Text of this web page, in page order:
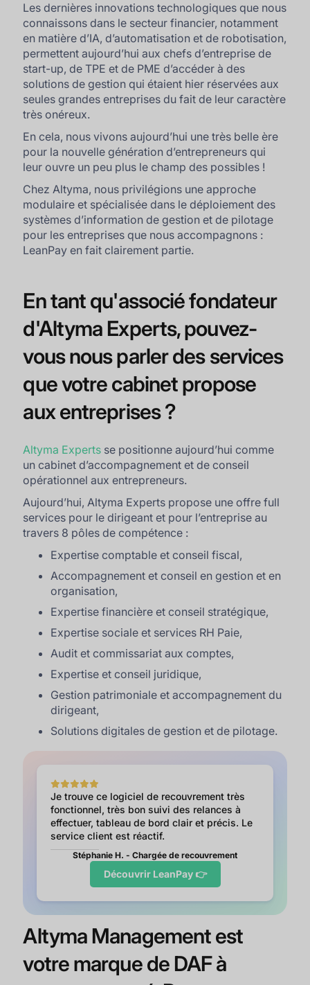
Les dernières innovations technologiques que nous
connaissons dans le secteur financier, notamment
en matière d’IA, d’automatisation et de robotisation,
permettent aujourd’hui aux chefs d’entreprise de
start-up, de TPE et de PME d’accéder à des
solutions de gestion qui étaient hier réservées aux
seules grandes entreprises du fait de leur caractère
très onéreux.
En cela, nous vivons aujourd’hui une très belle ère
pour la nouvelle génération d’entrepreneurs qui
leur ouvre un peu plus le champ des possibles !
Chez Altyma, nous privilégions une approche
modulaire et spécialisée dans le déploiement des
systèmes d’information de gestion et de pilotage
pour les entreprises que nous accompagnons :
LeanPay en fait clairement partie.
En tant qu'associé fondateur
d'Altyma Experts, pouvez-
vous nous parler des services
que votre cabinet propose
aux entreprises ?
Altyma Experts se positionne aujourd’hui comme
un cabinet d’accompagnement et de conseil
opérationnel aux entrepreneurs.
Aujourd’hui, Altyma Experts propose une offre full
services pour le dirigeant et pour l’entreprise au
travers 8 pôles de compétence :
Expertise comptable et conseil fiscal,
Accompagnement et conseil en gestion et en
organisation,
Expertise financière et conseil stratégique,
Expertise sociale et services RH Paie,
Audit et commissariat aux comptes,
Expertise et conseil juridique,
Gestion patrimoniale et accompagnement du
dirigeant,
Solutions digitales de gestion et de pilotage.
Je trouve ce logiciel de recouvrement très
fonctionnel, très bon suivi des relances à
effectuer, tableau de bord clair et précis. Le
service client est réactif.
Stéphanie H. - Chargée de recouvrement
Découvrir LeanPay 👉
Altyma Management est
votre marque de DAF à